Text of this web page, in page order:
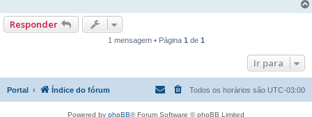
Responder
1 mensagem • Página 1 de 1
Ir para
Portal Índice do fórum Todos os horários são UTC-03:00
Powered by phpBB® Forum Software © phpBB Limited